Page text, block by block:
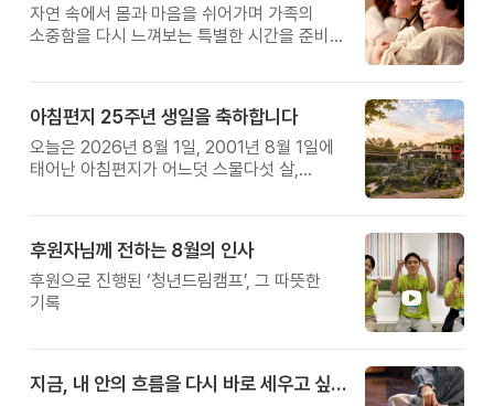
자연 속에서 몸과 마음을 쉬어가며 가족의
소중함을 다시 느껴보는 특별한 시간을 준비해
아침편지 25주년 생일을 축하합니다
오늘은 2026년 8월 1일, 2001년 8월 1일에
태어난 아침편지가 어느덧 스물다섯 살,
후원자님께 전하는 8월의 인사
후원으로 진행된 ‘청년드림캠프’, 그 따뜻한
기록
지금, 내 안의 흐름을 다시 바로 세우고 싶다면